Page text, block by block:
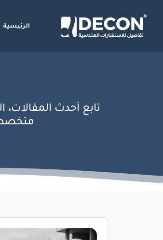
الرئيسية
تابع أحدث المقالات،
متخصص